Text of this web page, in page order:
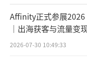
弗梅伊的观
角度。他提醒行
Affinity正式参展
｜出海获客与流量变
2026-07-30 10:49:33